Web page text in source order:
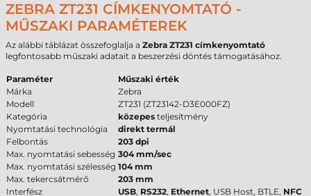
ZEBRA ZT231 CÍMKENYOMTATÓ -
MŰSZAKI PARAMÉTEREK
Az alábbi táblázat összefoglalja a Zebra ZT231 címkenyomtató
legfontosabb műszaki adatait a beszerzési döntés támogatásához.
Paraméter
Műszaki érték
Márka
Zebra
Modell
ZT231 (ZT23142-D3E000FZ)
Kategória
közepes teljesítmény
Nyomtatási technológia
direkt termál
Felbontás
203 dpi
Max. nyomtatási sebesség 304 mm/sec
Max. nyomtatási szélesség 104 mm
Max. tekercsátmérő
203 mm
Interfész
USB, RS232, Ethernet, USB Host, BTLE, NFC